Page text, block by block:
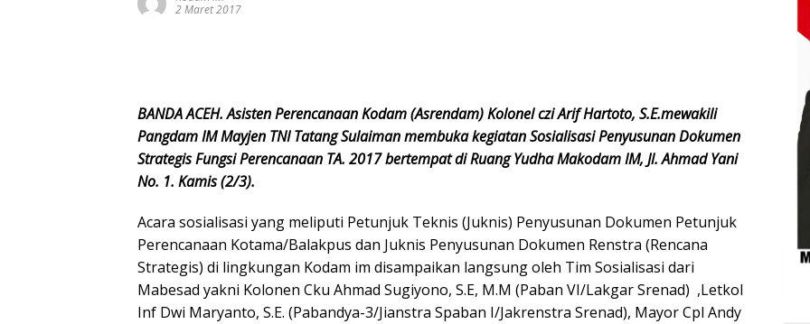
2 Maret 2017
BANDA ACEH. Asisten Perencanaan Kodam (Asrendam) Kolonel czi Arif Hartoto, S.E.mewakili
Pangdam IM Mayjen TNI Tatang Sulaiman membuka kegiatan Sosialisasi Penyusunan Dokumen
Strategis Fungsi Perencanaan TA. 2017 bertempat di Ruang Yudha Makodam IM, Jl. Ahmad Yani
No. 1. Kamis (2/3).
Acara sosialisasi yang meliputi Petunjuk Teknis (Juknis) Penyusunan Dokumen Petunjuk
Perencanaan Kotama/Balakpus dan Juknis Penyusunan Dokumen Renstra (Rencana
Strategis) di lingkungan Kodam im disampaikan langsung oleh Tim Sosialisasi dari
Mabesad yakni Kolonen Cku Ahmad Sugiyono, S.E, M.M (Paban VI/Lakgar Srenad) ,Letkol
Inf Dwi Maryanto, S.E. (Pabandya-3/Jianstra Spaban I/Jakrenstra Srenad), Mayor Cpl Andy